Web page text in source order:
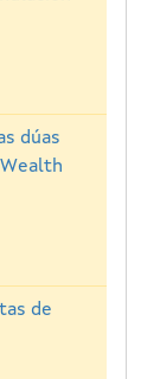
dúas
de